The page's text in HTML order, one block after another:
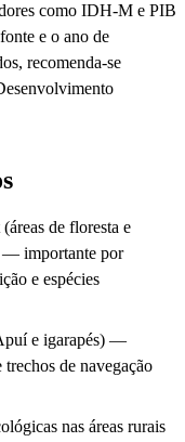
como IDH-M e PIB
e o ano de
recomenda-se
de floresta e
— importante por
e espécies
e igarapés) —
de navegação
nas áreas rurais